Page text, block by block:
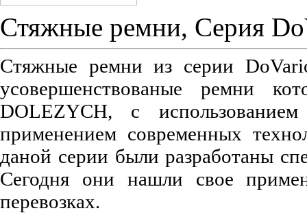
Стяжные ремни, Серия
Стяжные ремни из серии
усовершенствованые ремни
DOLEZYCH, с
применением современных
даной серии были разработаны
Сегодня они нашли свое
перевозках.